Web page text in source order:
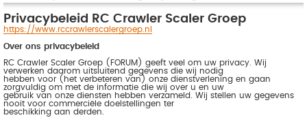
Privacybeleid RC Crawler Scaler Groep
https://www.rccrawlerscalergroep.nl
Over ons privacybeleid
RC Crawler Scaler Groep (FORUM) geeft veel om uw privacy. Wij
verwerken daarom uitsluitend gegevens die wij nodig
hebben voor (het verbeteren van) onze dienstverlening en gaan
zorgvuldig om met de informatie die wij over u en uw
gebruik van onze diensten hebben verzameld. Wij stellen uw gegevens
nooit voor commerciële doelstellingen ter
beschikking aan derden.